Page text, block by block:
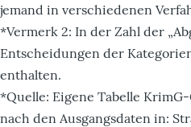
jemand in verschiedenen
*Vermerk 2: In der Zahl der
Entscheidungen der Kategorien
enthalten.
*Quelle: Eigene Tabelle
nach den Ausgangsdaten in: